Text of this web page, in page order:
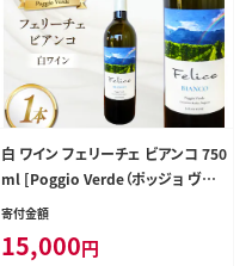
白 ワイン フェリーチェ ビアンコ 750
ml [Poggio Verde（ポッジョ ヴェ
ルデ） 長野県 池田町 48110669] 白
酒 アルコール
寄付金額
15,000円